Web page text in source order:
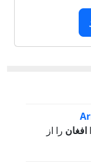
افغان را از